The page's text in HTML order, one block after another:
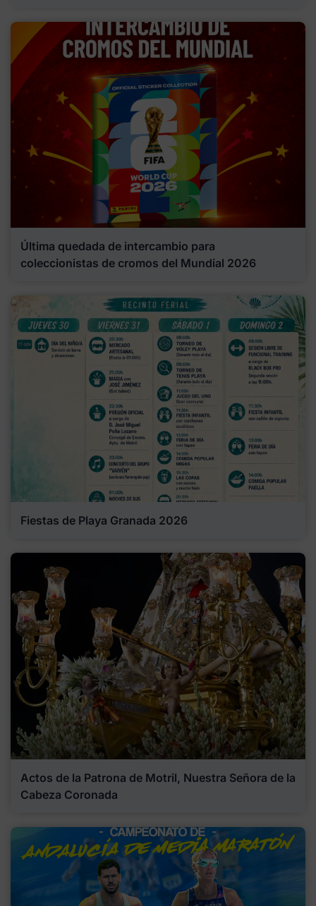
Última quedada de intercambio para
coleccionistas de cromos del Mundial 2026
Fiestas de Playa Granada 2026
Actos de la Patrona de Motril, Nuestra Señora de la
Cabeza Coronada